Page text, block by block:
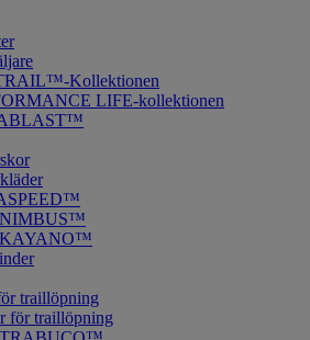
Kollektionen
LIFE-kollektionen
traillöpning
för traillöpning